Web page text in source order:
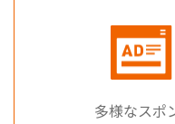
多様なスポ